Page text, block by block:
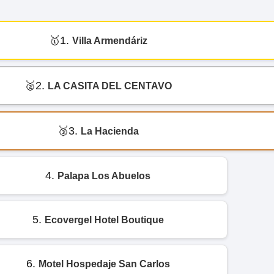
1. Villa Armendáriz
2. LA CASITA DEL CENTAVO
3. La Hacienda
4. Palapa Los Abuelos
5. Ecovergel Hotel Boutique
6. Motel Hospedaje San Carlos